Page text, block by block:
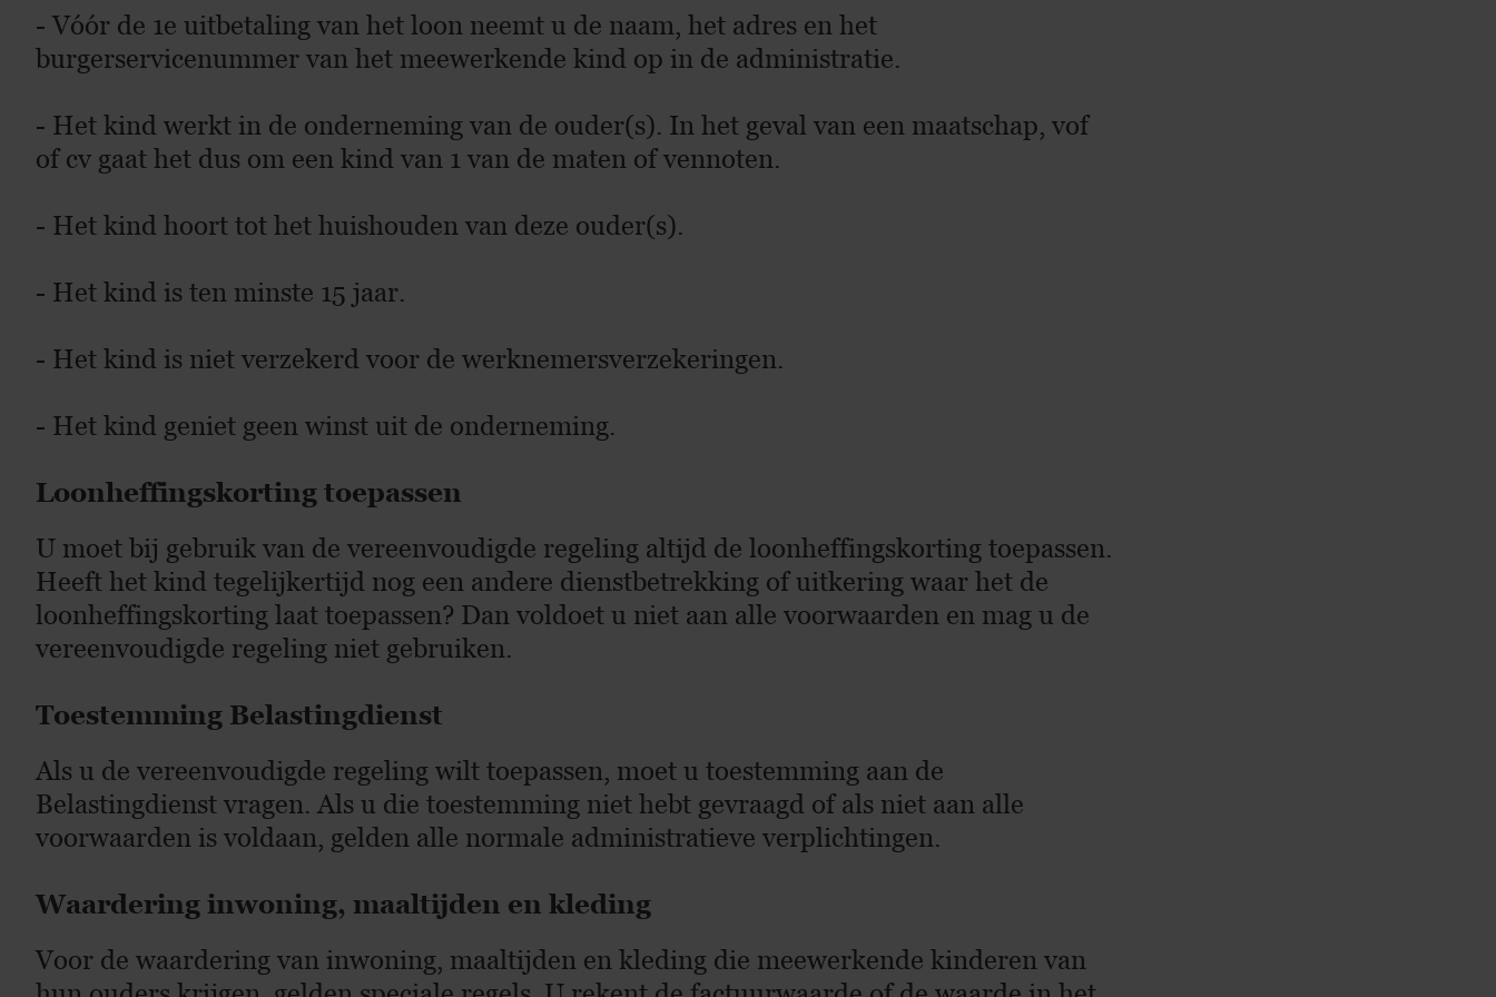
- Vóór de 1e uitbetaling van het loon neemt u de naam, het adres en het
burgerservicenummer van het meewerkende kind op in de administratie.
- Het kind werkt in de onderneming van de ouder(s). In het geval van een maatschap, vof
of cv gaat het dus om een kind van 1 van de maten of vennoten.
- Het kind hoort tot het huishouden van deze ouder(s).
- Het kind is ten minste 15 jaar.
- Het kind is niet verzekerd voor de werknemersverzekeringen.
- Het kind geniet geen winst uit de onderneming.
Loonheffingskorting toepassen
U moet bij gebruik van de vereenvoudigde regeling altijd de loonheffingskorting toepassen.
Heeft het kind tegelijkertijd nog een andere dienstbetrekking of uitkering waar het de
loonheffingskorting laat toepassen? Dan voldoet u niet aan alle voorwaarden en mag u de
vereenvoudigde regeling niet gebruiken.
Toestemming Belastingdienst
Als u de vereenvoudigde regeling wilt toepassen, moet u toestemming aan de
Belastingdienst vragen. Als u die toestemming niet hebt gevraagd of als niet aan alle
voorwaarden is voldaan, gelden alle normale administratieve verplichtingen.
Waardering inwoning, maaltijden en kleding
Voor de waardering van inwoning, maaltijden en kleding die meewerkende kinderen van